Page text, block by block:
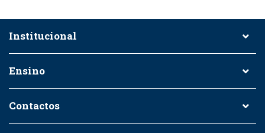
Institucional
Ensino
Contactos